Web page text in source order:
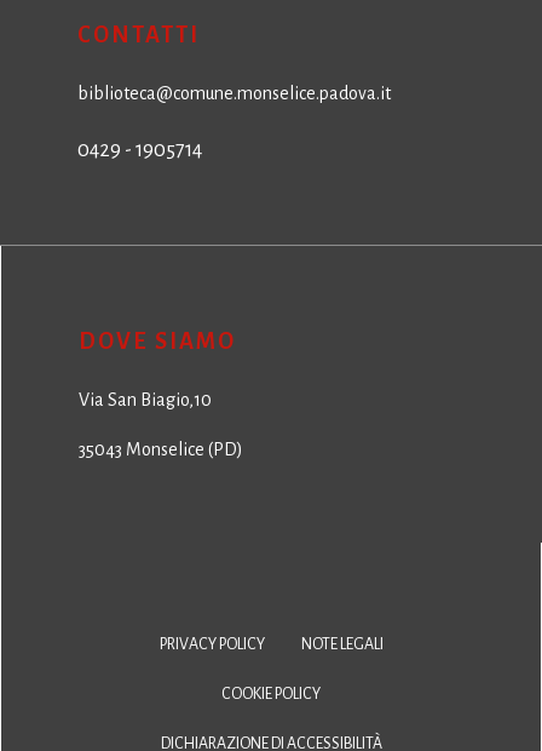
CONTATTI
biblioteca@comune.monselice.padova.it
0429 - 1905714
DOVE SIAMO
Via San Biagio,10
35043 Monselice (PD)
PRIVACY POLICY NOTE LEGALI
COOKIE POLICY
DICHIARAZIONE DI ACCESSIBILITÀ